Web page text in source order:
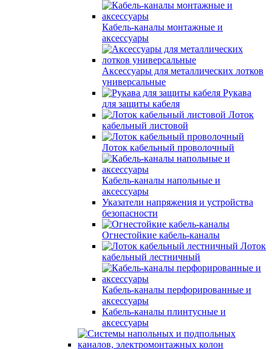
Кабель-каналы монтажные и
аксессуары
Аксессуары для металлических лотков
универсальные
Рукава
для защиты кабеля
Лоток
кабельный листовой
Лоток кабельный проволочный
Кабель-каналы напольные и
аксессуары
Указатели напряжения и устройства
безопасности
Огнестойкие кабель-каналы
Лоток
кабельный лестничный
Кабель-каналы перфорированные и
аксессуары
Кабель-каналы плинтусные и
аксессуары